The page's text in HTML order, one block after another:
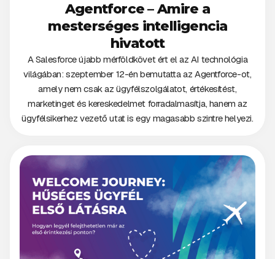
Agentforce – Amire a
mesterséges intelligencia
hivatott
A Salesforce újabb mérföldkövet ért el az AI technológia
világában: szeptember 12-én bemutatta az Agentforce-ot,
amely nem csak az ügyfélszolgálatot, értékesítést,
marketinget és kereskedelmet forradalmasítja, hanem az
ügyfélsikerhez vezető utat is egy magasabb szintre helyezi.